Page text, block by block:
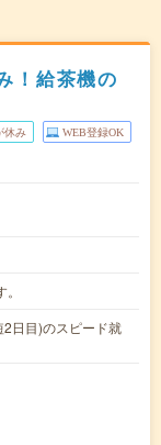
！給茶機の
休み WEB登録OK
日目)のスピード就